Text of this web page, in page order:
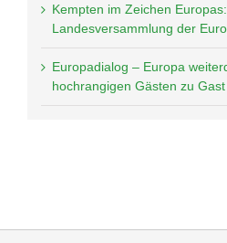
Kempten im Zeichen Europas:
Landesversammlung der
Europadialog – Europa
hochrangigen Gästen zu